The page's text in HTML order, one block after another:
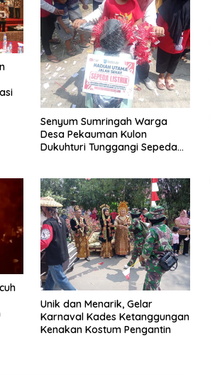
Senyum Sumringah Warga
Desa Pekauman Kulon
Dukuhturi Tunggangi Sepeda
Unik dan Menarik, Gelar
Karnaval Kades Ketanggungan
Kenakan Kostum Pengantin